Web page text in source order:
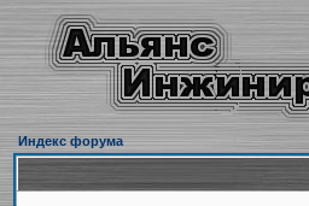
Индекс форума